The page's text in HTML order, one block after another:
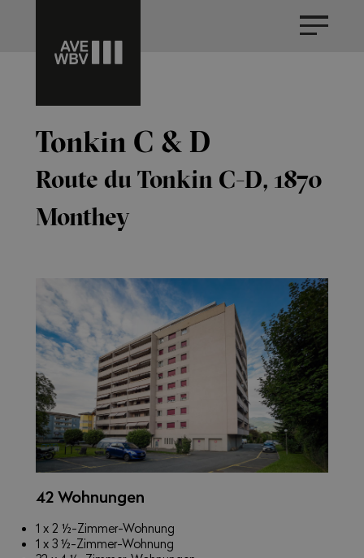
Tonkin C & D
Route du Tonkin C-D, 1870
Monthey
42 Wohnungen
1 x 2 ½-Zimmer-Wohnung
1 x 3 ½-Zimmer-Wohnung